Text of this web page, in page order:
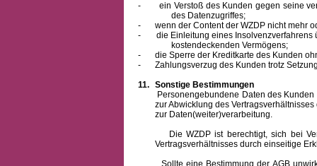
-
ein Verstoß des Kunden gegen seine
des Datenzugriffes;
-
wenn der Content der WZDP nicht mehr
-
die Einleitung eines
kostendeckenden Vermögens;
-
die Sperre der Kreditkarte des Kunden
-
Zahlungsverzug des Kunden trotz
11. Sonstige Bestimmungen
Personengebundene Daten des Kunden
zur Abwicklung des
zur Daten(weiter)verarbeitung.
Die WZDP ist berechtigt, sich bei
Vertragsverhältnisses durch einseitige
Sollte eine Bestimmung der AGB